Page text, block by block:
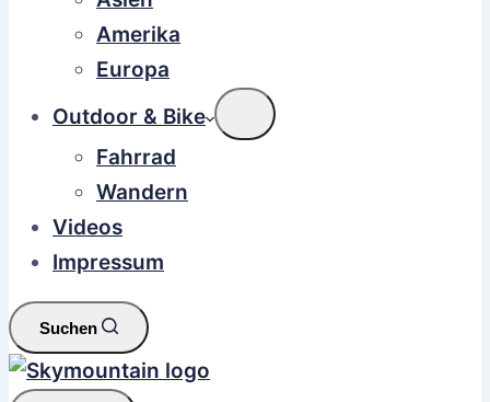
Amerika
Europa
Outdoor & Bike
Fahrrad
Wandern
Videos
Impressum
Suchen